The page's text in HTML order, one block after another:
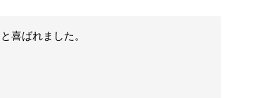
喜ばれました。